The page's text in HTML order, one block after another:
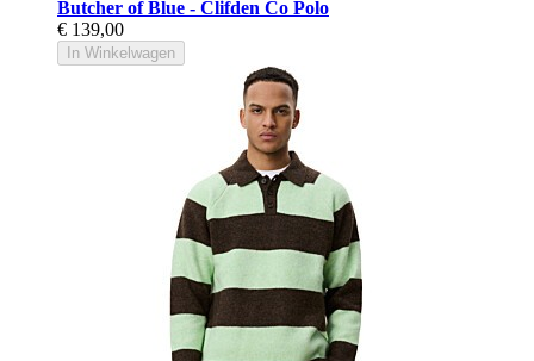
Butcher of Blue - Clifden Co Polo
€ 139,00
In Winkelwagen